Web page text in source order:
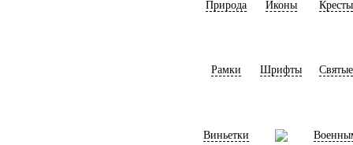
Природа Иконы Кресты
Рамки Шрифты Святые
Виньетки